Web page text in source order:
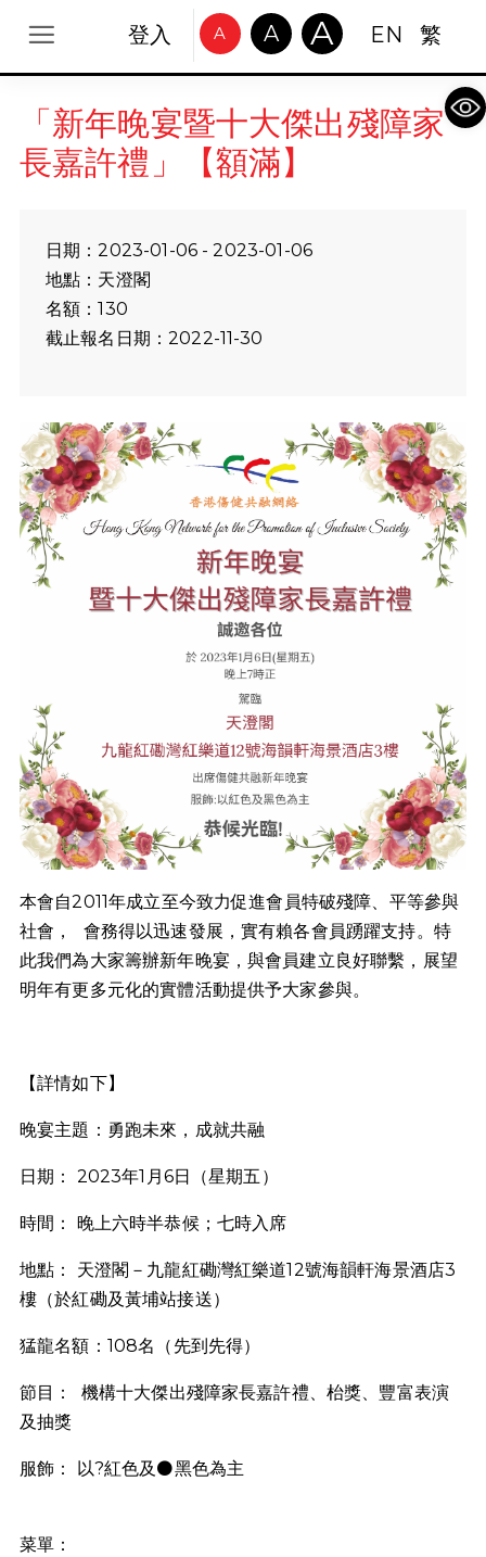
登入 A A A EN 繁
「新年晚宴暨十大傑出殘障家
長嘉許禮」【額滿】
日期：2023-01-06 - 2023-01-06
地點：天澄閣
名額：130
截止報名日期：2022-11-30
本會自2011年成立至今致力促進會員特破殘障、平等參與
社會， 會務得以迅速發展，實有賴各會員踴躍支持。特
此我們為大家籌辦新年晚宴，與會員建立良好聯繫，展望
明年有更多元化的實體活動提供予大家參與。
【詳情如下】
晚宴主題：勇跑未來，成就共融
日期： 2023年1月6日（星期五）
時間： 晚上六時半恭候；七時入席
地點： 天澄閣－九龍紅磡灣紅樂道12號海韻軒海景酒店3
樓（於紅磡及黃埔站接送）
猛龍名額：108名（先到先得）
節目： 機構十大傑出殘障家長嘉許禮、枱獎、豐富表演
及抽獎
服飾： 以?紅色及⚫黑色為主
菜單：